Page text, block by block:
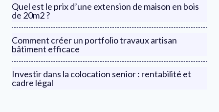
Quel est le prix d’une extension de maison en bois
de 20m2 ?
Comment créer un portfolio travaux artisan
bâtiment efficace
Investir dans la colocation senior : rentabilité et
cadre légal